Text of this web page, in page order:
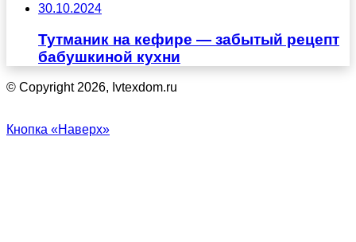
30.10.2024
Тутманик на кефире — забытый рецепт
бабушкиной кухни
© Copyright 2026, Ivtexdom.ru
Кнопка «Наверх»